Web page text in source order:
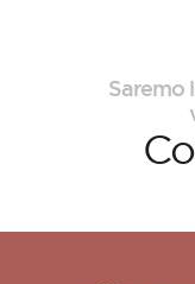
Saremo